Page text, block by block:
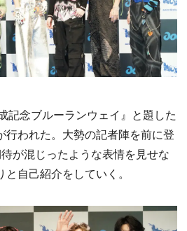
記念ブルーランウェイ』と題した
行われた。大勢の記者陣を前に登
が混じったような表情を見せな
自己紹介をしていく。